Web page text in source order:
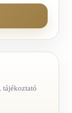
tájékoztató